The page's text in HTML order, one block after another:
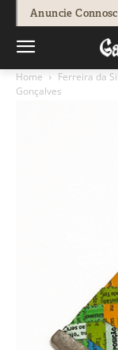
Anuncie
Home Ferreira da
Gonçalves